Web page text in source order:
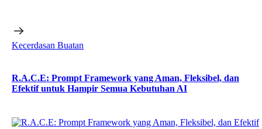
Kecerdasan Buatan
R.A.C.E: Prompt Framework yang Aman, Fleksibel, dan
Efektif untuk Hampir Semua Kebutuhan AI